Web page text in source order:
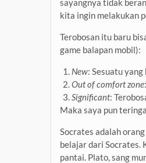
sayangnya tidak
kita ingin melakukan
Terobosan itu baru
game balapan mobil):
New: Sesuatu
Out of comfort zone
Significant:
Maka saya pun
Socrates adalah
belajar dari Socrates.
pantai. Plato, sang